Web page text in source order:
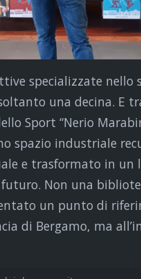
specializzate nello
una decina. E
Sport “Nerio
spazio industriale
e trasformato in
Non una
un punto di
di Bergamo, ma